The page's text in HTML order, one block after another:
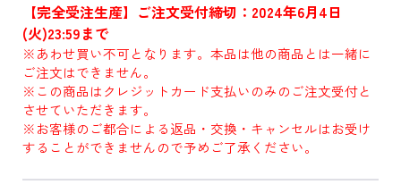
【完全受注生産】ご注文受付締切：2024年6月4日
(火)23:59まで
※あわせ買い不可となります。本品は他の商品とは一緒に
ご注文はできません。
※この商品はクレジットカード支払いのみのご注文受付と
させていただきます。
※お客様のご都合による返品・交換・キャンセルはお受け
することができませんので予めご了承ください。